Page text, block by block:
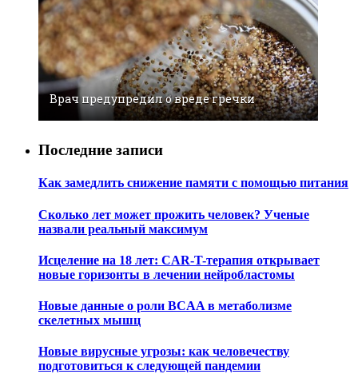
Врач предупредил о вреде гречки
Последние записи
Как замедлить снижение памяти с помощью питания
Сколько лет может прожить человек? Ученые
назвали реальный максимум
Исцеление на 18 лет: CAR-T-терапия открывает
новые горизонты в лечении нейробластомы
Новые данные о роли BCAA в метаболизме
скелетных мышц
Новые вирусные угрозы: как человечеству
подготовиться к следующей пандемии